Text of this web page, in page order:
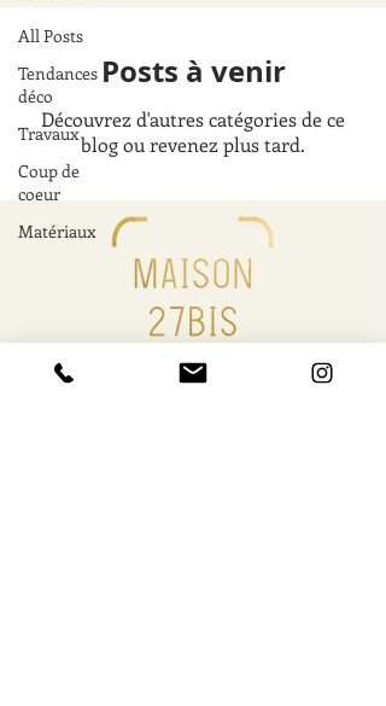
All Posts
Tendances
déco
Travaux
Coup de
coeur
Matériaux
Posts à venir
Découvrez d'autres catégories de ce
blog ou revenez plus tard.